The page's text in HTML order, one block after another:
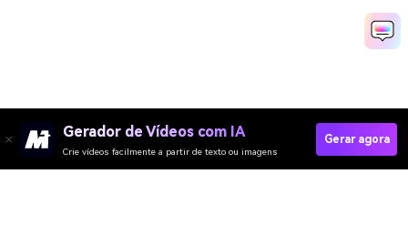
Gerador de Vídeos com IA
Crie vídeos facilmente a partir de texto ou imagens
Gerar agora